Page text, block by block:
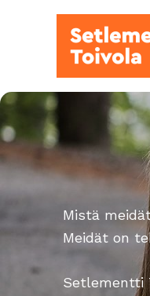
Mistä
Meidät on
Setlementti